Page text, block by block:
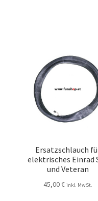
Ersatzschlauch
elektrisches Einrad
und Veteran
45,00€ inkl. MwSt.